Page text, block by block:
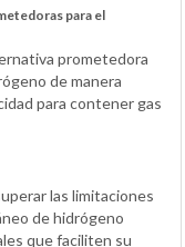
para el
prometedora
de manera
para contener gas
las limitaciones
de hidrógeno
que faciliten su